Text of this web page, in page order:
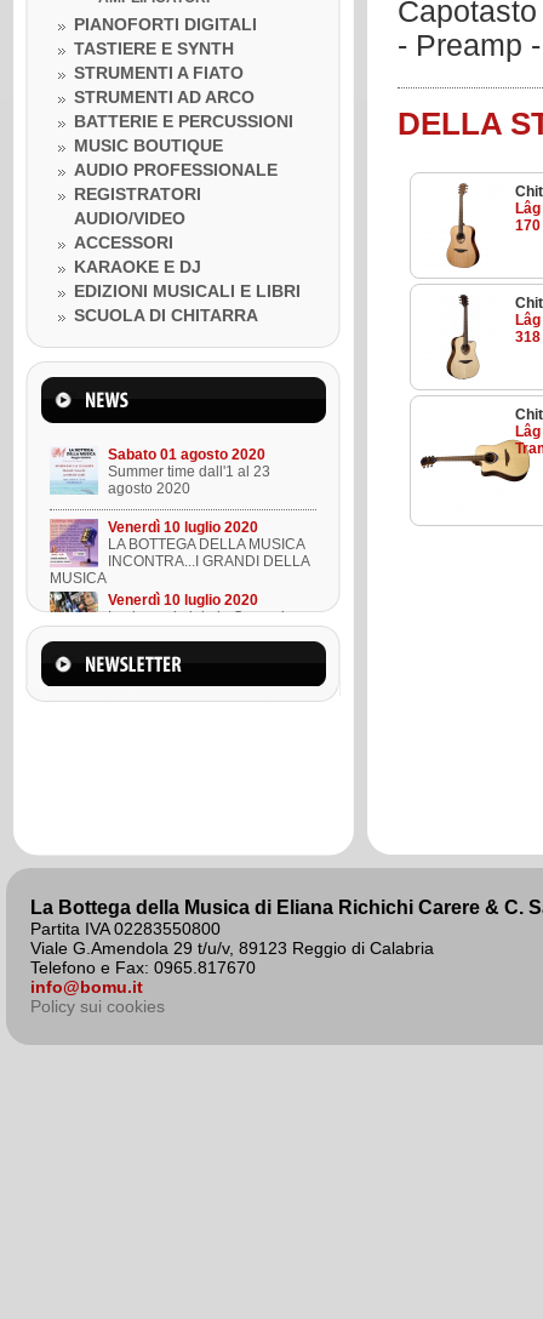
PIANOFORTI DIGITALI
TASTIERE E SYNTH
STRUMENTI A FIATO
STRUMENTI AD ARCO
BATTERIE E PERCUSSIONI
MUSIC BOUTIQUE
AUDIO PROFESSIONALE
REGISTRATORI
AUDIO/VIDEO
ACCESSORI
KARAOKE E DJ
EDIZIONI MUSICALI E LIBRI
SCUOLA DI CHITARRA
Venerdì 10 luglio 2020
LA BOTTEGA DELLA MUSICA
INCONTRA...I GRANDI DELLA
MUSICA
Venerdì 10 luglio 2020
Lezione ukulele in Omaggio
Mercoledì 22 marzo 2023
Suono l'ukulele in 8 lezioni
Sabato 01 agosto 2020
Summer time dall'1 al 23
agosto 2020
Venerdì 10 luglio 2020
LA BOTTEGA DELLA MUSICA
INCONTRA...I GRANDI DELLA
MUSICA
Venerdì 10 luglio 2020
Lezione ukulele in Omaggio
Mercoledì 22 marzo 2023
Suono l'ukulele in 8 lezioni
- Preamp
DELLA
170
318
La Bottega della Musica di Eliana Richichi Carere & C.
Partita IVA 02283550800
Viale G.Amendola 29 t/u/v, 89123 Reggio di Calabria
Telefono e Fax: 0965.817670
info@bomu.it
Policy sui cookies